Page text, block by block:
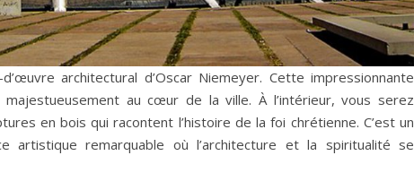
architectural d’Oscar Niemeyer. Cette impressionnante
au cœur de la ville. À l’intérieur, vous serez
en bois qui racontent l’histoire de la foi chrétienne. C’est un
artistique remarquable où l’architecture et la spiritualité se